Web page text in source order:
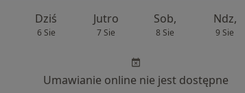
Dziś
6 Sie
Jutro
7 Sie
Sob,
8 Sie
Ndz,
9 Sie
Umawianie online nie jest dostępne